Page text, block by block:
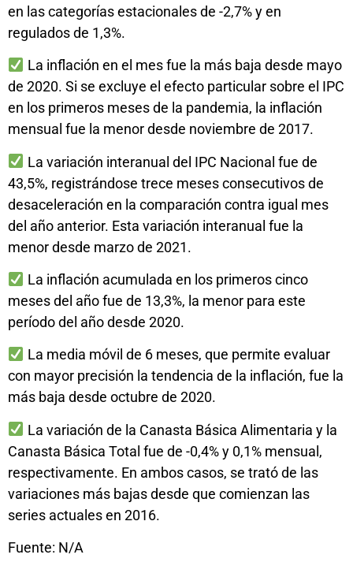
en las categorías estacionales de -2,7% y en
regulados de 1,3%.
La inflación en el mes fue la más baja desde mayo
de 2020. Si se excluye el efecto particular sobre el IPC
en los primeros meses de la pandemia, la inflación
mensual fue la menor desde noviembre de 2017.
La variación interanual del IPC Nacional fue de
43,5%, registrándose trece meses consecutivos de
desaceleración en la comparación contra igual mes
del año anterior. Esta variación interanual fue la
menor desde marzo de 2021.
La inflación acumulada en los primeros cinco
meses del año fue de 13,3%, la menor para este
período del año desde 2020.
La media móvil de 6 meses, que permite evaluar
con mayor precisión la tendencia de la inflación, fue la
más baja desde octubre de 2020.
La variación de la Canasta Básica Alimentaria y la
Canasta Básica Total fue de -0,4% y 0,1% mensual,
respectivamente. En ambos casos, se trató de las
variaciones más bajas desde que comienzan las
series actuales en 2016.
Fuente: N/A